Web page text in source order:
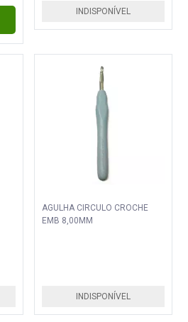
INDISPONÍVEL
AGULHA CIRCULO CROCHE
EMB 8,00MM
INDISPONÍVEL